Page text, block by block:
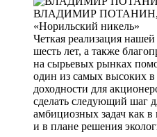
ВЛАДИМИР ПОТАНИН,
«Норильский никель»
Четкая реализация
шесть лет, а также
на сырьевых рынках
один из самых высоких в
доходности для
сделать следующий шаг
амбициозных задач как в
и в плане решения